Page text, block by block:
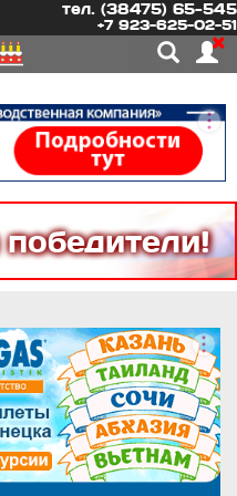
тел. (38475) 65-545
+7 923-625-02-51